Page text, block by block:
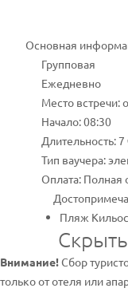
Основная
Групповая
Ежедневно
Место встречи:
Начало: 08:30
Длительность: 7
Тип ваучера:
Оплата: Полная
Пляж Кильос
Внимание!Сбор
только от отеля или